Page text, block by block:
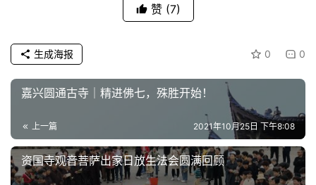
赞 (7)
0 0
生成海报
嘉兴圆通古寺｜精进佛七，殊胜开始！
上一篇 2021年10月25日 下午8:08
资国寺观音菩萨出家日放生法会圆满回顾